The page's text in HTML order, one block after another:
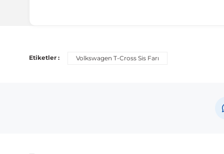
Araç üreticileri aynı model yılı içerisinde farklı
Etiketler : Volkswagen T-Cross Sis Farı